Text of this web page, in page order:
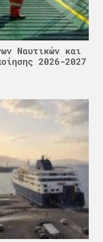
Ναυτικών και
2026-2027